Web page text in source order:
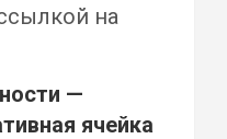
на
—
ячейка